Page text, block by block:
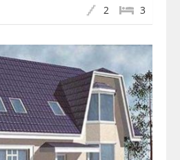
3
2